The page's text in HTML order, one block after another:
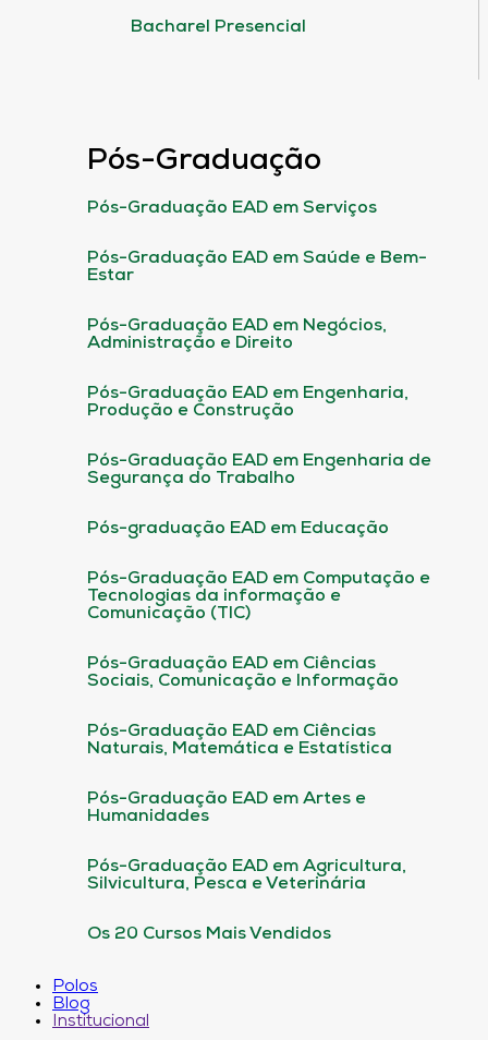
Bacharel Presencial
Pós-Graduação
Pós-Graduação EAD em Serviços
Pós-Graduação EAD em Saúde e Bem-
Estar
Pós-Graduação EAD em Negócios,
Administração e Direito
Pós-Graduação EAD em Engenharia,
Produção e Construção
Pós-Graduação EAD em Engenharia de
Segurança do Trabalho
Pós-graduação EAD em Educação
Pós-Graduação EAD em Computação e
Tecnologias da informação e
Comunicação (TIC)
Pós-Graduação EAD em Ciências
Sociais, Comunicação e Informação
Pós-Graduação EAD em Ciências
Naturais, Matemática e Estatística
Pós-Graduação EAD em Artes e
Humanidades
Pós-Graduação EAD em Agricultura,
Silvicultura, Pesca e Veterinária
Os 20 Cursos Mais Vendidos
Polos
Blog
Institucional